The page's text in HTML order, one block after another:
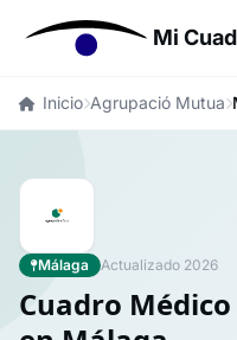
Mi
Inicio Agrupació Mutua
Málaga Actualizado 2026
Cuadro